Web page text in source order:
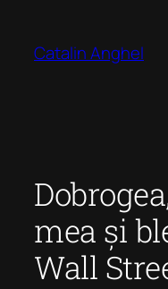
content
Catalin Anghel
mea și
Wall